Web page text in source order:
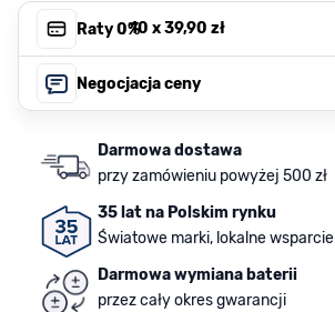
Raty 0%, 10 x39,90 zł
Negocjacja ceny
Darmowa dostawa
przy zamówieniu powyżej 500 zł
35 lat na Polskim rynku
Światowe marki, lokalne wsparcie
Darmowa wymiana baterii
przez cały okres gwarancji